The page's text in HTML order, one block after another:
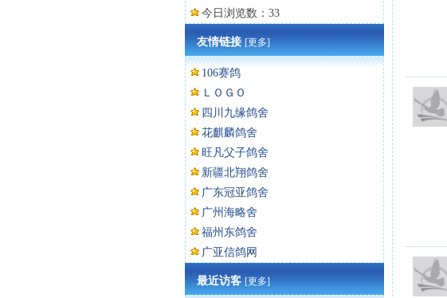
今日浏览数：33
友情链接[更多]
106赛鸽
ＬＯＧＯ
四川九缘鸽舍
花麒麟鸽舍
旺凡父子鸽舍
新疆北翔鸽舍
广东冠亚鸽舍
广州海略舍
福州东鸽舍
广亚信鸽网
最近访客[更多]